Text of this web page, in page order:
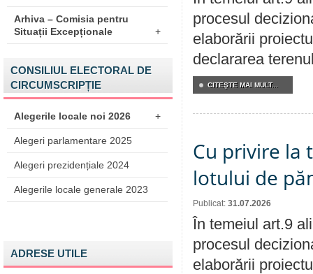
Arhiva – Comisia pentru
Situații Excepționale
+
CONSILIUL ELECTORAL DE
CIRCUMSCRIPȚIE
Alegerile locale noi 2026 +
Alegeri parlamentare 2025
Alegeri prezidențiale 2024
Alegerile locale generale 2023
ADRESE UTILE
procesul
elaborării
declararea
CITEŞTE MAI MULT...
Cu privire la
lotului de
Publicat: 31.07.2026
În temeiul art.9
procesul
elaborării